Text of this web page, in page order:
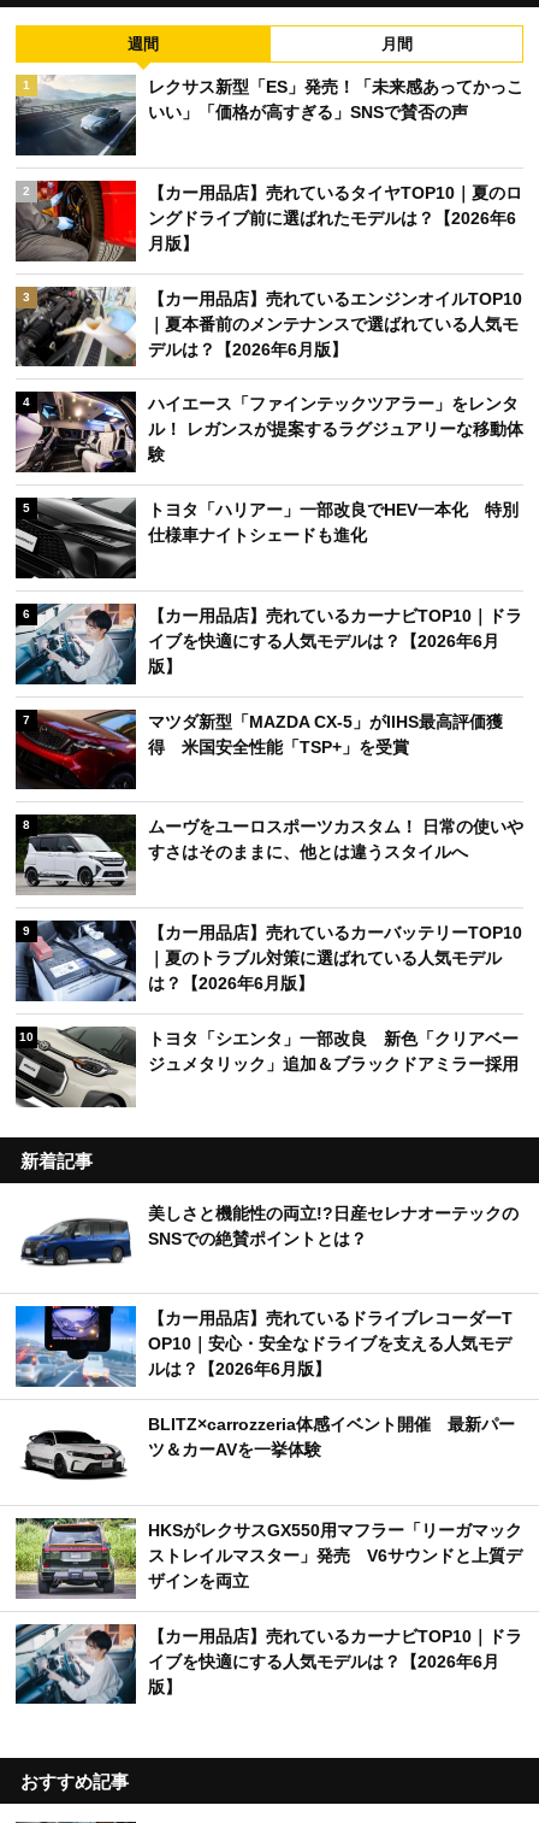
週間 月間
1
レクサス新型「ES」発売！「未来感あってかっこ
いい」「価格が高すぎる」SNSで賛否の声
2
【カー用品店】売れているタイヤTOP10｜夏のロ
ングドライブ前に選ばれたモデルは？【2026年6
月版】
3
【カー用品店】売れているエンジンオイルTOP10
｜夏本番前のメンテナンスで選ばれている人気モ
デルは？【2026年6月版】
4
ハイエース「ファインテックツアラー」をレンタ
ル！ レガンスが提案するラグジュアリーな移動体
験
5
トヨタ「ハリアー」一部改良でHEV一本化 特別
仕様車ナイトシェードも進化
6
【カー用品店】売れているカーナビTOP10｜ドラ
イブを快適にする人気モデルは？【2026年6月
版】
7
マツダ新型「MAZDA CX-5」がIIHS最高評価獲
得 米国安全性能「TSP+」を受賞
8
ムーヴをユーロスポーツカスタム！ 日常の使いや
すさはそのままに、他とは違うスタイルへ
9
【カー用品店】売れているカーバッテリーTOP10
｜夏のトラブル対策に選ばれている人気モデル
は？【2026年6月版】
10
トヨタ「シエンタ」一部改良 新色「クリアベー
ジュメタリック」追加＆ブラックドアミラー採用
新着記事
美しさと機能性の両立!?日産セレナオーテックの
SNSでの絶賛ポイントとは？
【カー用品店】売れているドライブレコーダーT
OP10｜安心・安全なドライブを支える人気モデ
ルは？【2026年6月版】
BLITZ×carrozzeria体感イベント開催 最新パー
ツ＆カーAVを一挙体験
HKSがレクサスGX550用マフラー「リーガマック
ストレイルマスター」発売 V6サウンドと上質デ
ザインを両立
【カー用品店】売れているカーナビTOP10｜ドラ
イブを快適にする人気モデルは？【2026年6月
版】
おすすめ記事